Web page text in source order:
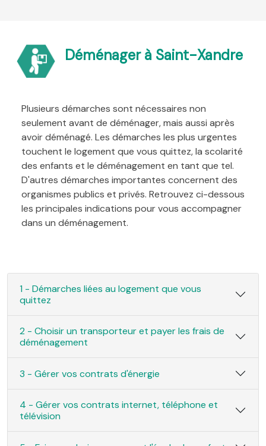
Déménager à Saint-Xandre
Plusieurs démarches sont nécessaires non
seulement avant de déménager, mais aussi après
avoir déménagé. Les démarches les plus urgentes
touchent le logement que vous quittez, la scolarité
des enfants et le déménagement en tant que tel.
D'autres démarches importantes concernent des
organismes publics et privés. Retrouvez ci-dessous
les principales indications pour vous accompagner
dans un déménagement.
1 - Démarches liées au logement que vous
quittez
2 - Choisir un transporteur et payer les frais de
déménagement
3 - Gérer vos contrats d'énergie
4 - Gérer vos contrats internet, téléphone et
télévision